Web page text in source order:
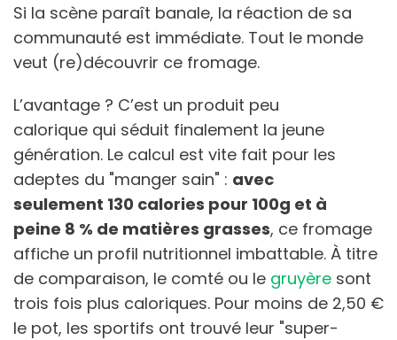
Si la scène paraît banale, la réaction de sa
communauté est immédiate. Tout le monde
veut (re)découvrir ce fromage.
L’avantage ? C’est un produit peu
calorique qui séduit finalement la jeune
génération. Le calcul est vite fait pour les
adeptes du "manger sain" : avec
seulement 130 calories pour 100g et à
peine 8 % de matières grasses, ce fromage
affiche un profil nutritionnel imbattable. À titre
de comparaison, le comté ou le gruyère sont
trois fois plus caloriques. Pour moins de 2,50 €
le pot, les sportifs ont trouvé leur "super-